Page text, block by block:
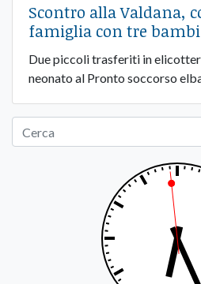
Scontro alla Valdana,
famiglia con tre
Due piccoli trasferiti in
neonato al Pronto soccorso